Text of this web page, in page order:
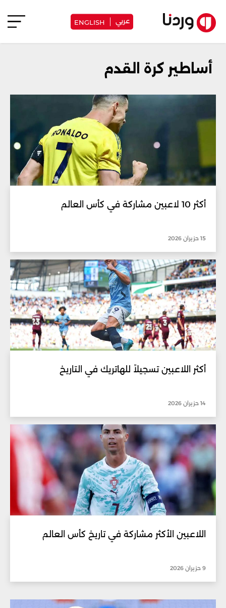
عربي ENGLISH
أساطير كرة القدم
أكثر 10 لاعبين مشاركة في كأس العالم
15 حزيران 2026
أكثر اللاعبين تسجيلاً للهاتريك في التاريخ
14 حزيران 2026
اللاعبين الأكثر مشاركة في تاريخ كأس العالم
9 حزيران 2026